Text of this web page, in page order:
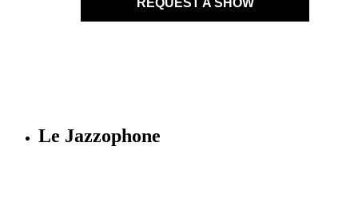
REQUEST A SHOW
Le Jazzophone